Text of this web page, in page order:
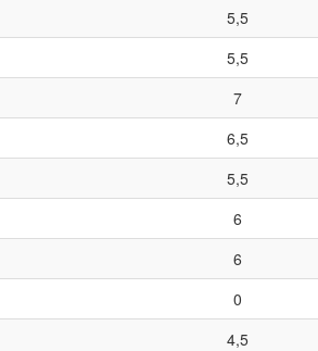
5,5
5,5
7
6,5
5,5
6
6
0
4,5